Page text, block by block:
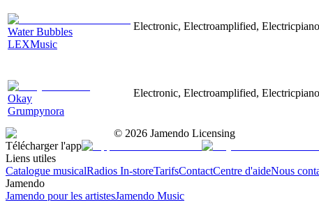
Water Bubbles
LEXMusic
Electronic, Electroamplified,
Okay
Grumpynora
Electronic, Electroamplified,
© 2026 Jamendo Licensing
Télécharger l'app
Liens utiles
Catalogue musicalRadios In-storeTarifsContactCentre d'aideNous
Jamendo
Jamendo pour les artistesJamendo Music